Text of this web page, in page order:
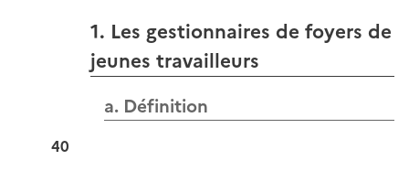
1. Les gestionnaires de foyers de
jeunes travailleurs
a. Définition
40